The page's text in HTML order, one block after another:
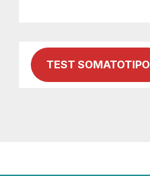
TEST SOMATOTIPO